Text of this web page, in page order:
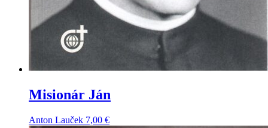
Misionár Ján
Anton Lauček 7,00 €